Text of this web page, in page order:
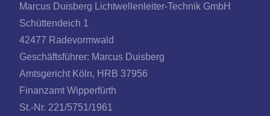
Marcus Duisberg Lichtwellenleiter-Technik GmbH
Schüttendeich 1
42477 Radevormwald
Geschäftsführer: Marcus Duisberg
Amtsgericht Köln, HRB 37956
Finanzamt Wipperfürth
St.-Nr. 221/5751/1961